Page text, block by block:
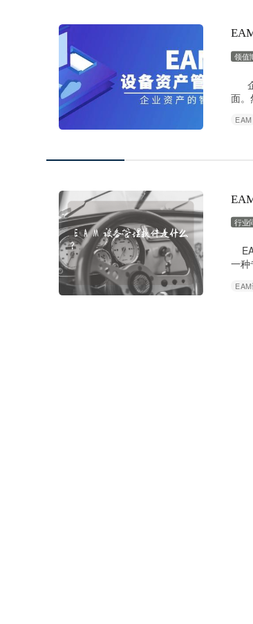
领值
企
面。
为
EAM
行业
一种
件